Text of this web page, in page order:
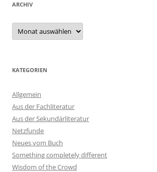
ARCHIV
Archiv
KATEGORIEN
Allgemein
Aus der Fachliteratur
Aus der Sekundärliteratur
Netzfunde
Neues vom Buch
Something completely different
Wisdom of the Crowd